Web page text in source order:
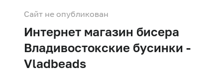
Сайт не опубликован
Интернет магазин бисера
Владивостокские бусинки -
Vladbeads